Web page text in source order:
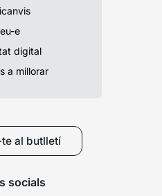
e
digital
a millorar
al butlletí
socials